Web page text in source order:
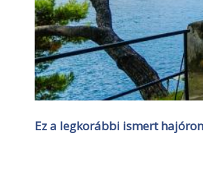
Ez a legkorábbi ismert